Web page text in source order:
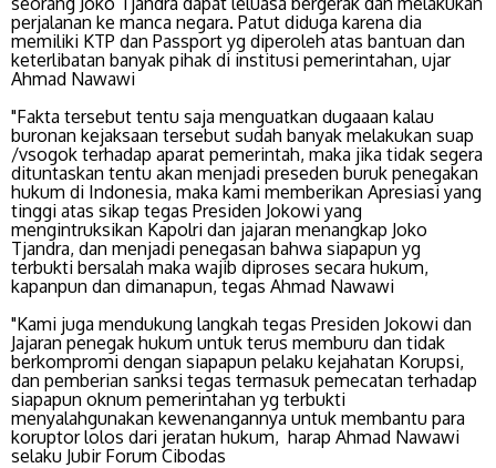
perjalanan ke manca negara. Patut diduga karena dia
memiliki KTP dan Passport yg diperoleh atas bantuan dan
keterlibatan banyak pihak di institusi pemerintahan, ujar
Ahmad Nawawi
"Fakta tersebut tentu saja menguatkan dugaaan kalau
buronan kejaksaan tersebut sudah banyak melakukan suap
/vsogok terhadap aparat pemerintah, maka jika tidak segera
dituntaskan tentu akan menjadi preseden buruk penegakan
hukum di Indonesia, maka kami memberikan Apresiasi yang
tinggi atas sikap tegas Presiden Jokowi yang
mengintruksikan Kapolri dan jajaran menangkap Joko
Tjandra, dan menjadi penegasan bahwa siapapun yg
terbukti bersalah maka wajib diproses secara hukum,
kapanpun dan dimanapun, tegas Ahmad Nawawi
"Kami juga mendukung langkah tegas Presiden Jokowi dan
Jajaran penegak hukum untuk terus memburu dan tidak
berkompromi dengan siapapun pelaku kejahatan Korupsi,
dan pemberian sanksi tegas termasuk pemecatan terhadap
siapapun oknum pemerintahan yg terbukti
menyalahgunakan kewenangannya untuk membantu para
koruptor lolos dari jeratan hukum, harap Ahmad Nawawi
selaku Jubir Forum Cibodas